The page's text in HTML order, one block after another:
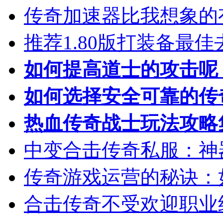
传奇加速器比我想象的
推荐1.80版打装备最佳
如何提高道士的攻击呢
如何选择安全可靠的
热血传奇战士玩法攻略
中变合击传奇私服：
传奇游戏运营的秘诀
合击传奇不受欢迎职